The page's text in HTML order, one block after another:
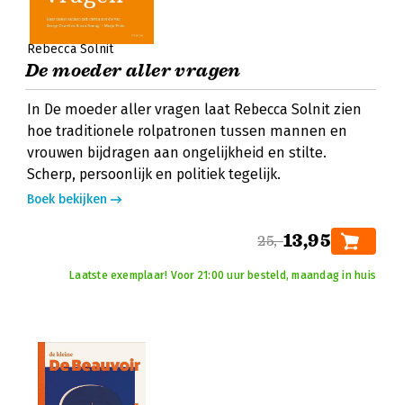
Rebecca Solnit
De moeder aller vragen
In De moeder aller vragen laat Rebecca Solnit zien
hoe traditionele rolpatronen tussen mannen en
vrouwen bijdragen aan ongelijkheid en stilte.
Scherp, persoonlijk en politiek tegelijk.
Boek bekijken
25,-13,95
Laatste exemplaar! Voor 21:00 uur besteld, maandag in huis